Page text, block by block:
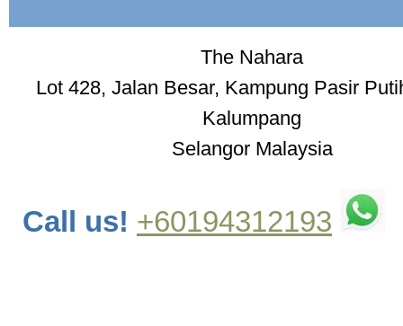
The Nahara
Lot 428, Jalan Besar, Kampung Pasir
Kalumpang
Selangor Malaysia
Call us! +60194312193